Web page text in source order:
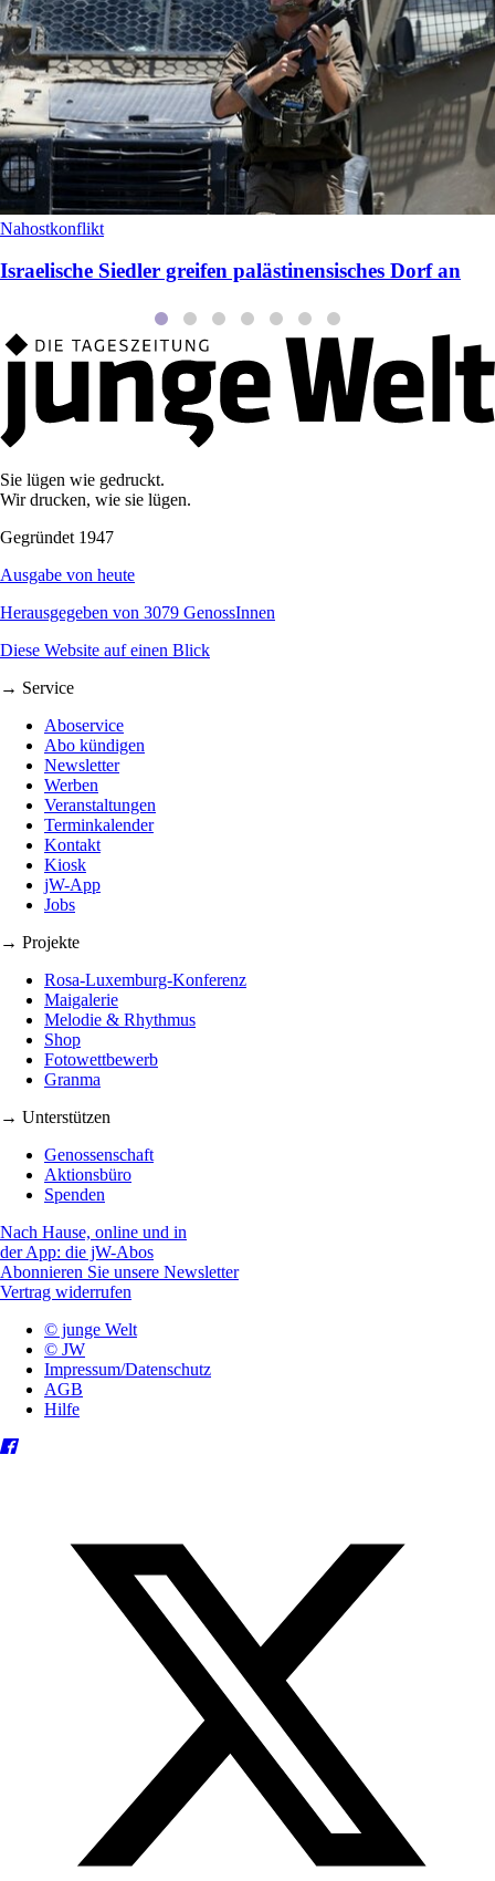
Nahostkonflikt
Israelische Siedler greifen palästinensisches Dorf an
Sie lügen wie gedruckt.
Wir drucken, wie sie lügen.
Gegründet 1947
Ausgabe von heute
Herausgegeben von 3079 GenossInnen
Diese Website auf einen Blick
→ Service
Aboservice
Abo kündigen
Newsletter
Werben
Veranstaltungen
Terminkalender
Kontakt
Kiosk
jW-App
Jobs
→ Projekte
Rosa-Luxemburg-Konferenz
Maigalerie
Melodie & Rhythmus
Shop
Fotowettbewerb
Granma
→ Unterstützen
Genossenschaft
Aktionsbüro
Spenden
Nach Hause, online und in
der App: die jW-Abos
Abonnieren Sie unsere Newsletter
Vertrag widerrufen
© junge Welt
© JW
Impressum/Datenschutz
AGB
Hilfe